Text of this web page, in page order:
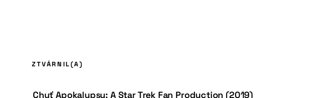
ZTVÁRNIL(A)
Chuť Apokalypsy: A Star Trek Fan Production (2019)